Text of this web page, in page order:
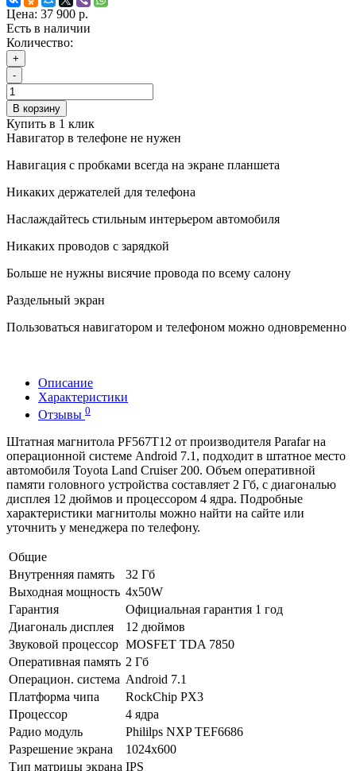
Цена: 37 900 р.
Есть в наличии
Количество:
+
-
В корзину
Купить в 1 клик
Навигатор в телефоне не нужен
Навигация с пробками всегда на экране планшета
Никаких держателей для телефона
Наслаждайтесь стильным интерьером автомобиля
Никаких проводов с зарядкой
Больше не нужны висячие провода по всему салону
Раздельный экран
Пользоваться навигатором и телефоном можно одновременно
Описание
Характеристики
Отзывы 0
Штатная магнитола PF567T12 от производителя Parafar на
операционной системе Android 7.1, подходит в штатное место
автомобиля Toyota Land Cruiser 200. Объем оперативной
памяти головного устройства составляет 2 Гб, с диагональю
дисплея 12 дюймов и процессором 4 ядра. Подробные
характеристики магнитолы можно найти на сайте или
уточнить у менеджера по телефону.
Общие
Внутренняя память
32 Гб
Выходная мощность 4x50W
Гарантия
Официальная гарантия 1 год
Диагональ дисплея
12 дюймов
Звуковой процессор MOSFET TDA 7850
Оперативная память 2 Гб
Операцион. система Android 7.1
Платформа чипа
RockChip PX3
Процессор
4 ядра
Радио модуль
Phililps NXP TEF6686
Разрешение экрана
1024x600
Тип матрицы экрана IPS